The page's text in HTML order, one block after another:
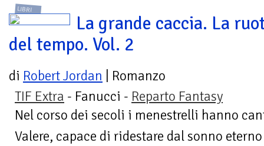
LIBRI
La grande caccia. La
del tempo. Vol. 2
di Robert Jordan | Romanzo
TIF Extra - Fanucci - Reparto Fantasy
Nel corso dei secoli i menestrelli hanno
Valere, capace di ridestare dal sonno